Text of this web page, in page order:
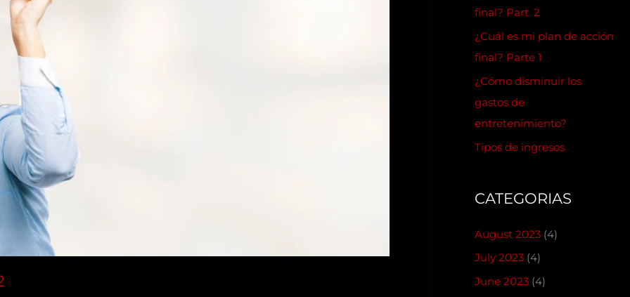
final? Part. 2
¿Cuál es mi plan de acción
final? Parte 1
¿Cómo disminuir los
gastos de
entretenimiento?
Tipos de ingresos
CATEGORIAS
August 2023 (4)
July 2023 (4)
June 2023 (4)